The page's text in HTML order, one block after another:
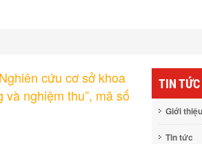
cứu cơ sở khoa
nghiệm thu”, mã số
TIN TỨC
Giới thiệu
Tin tức